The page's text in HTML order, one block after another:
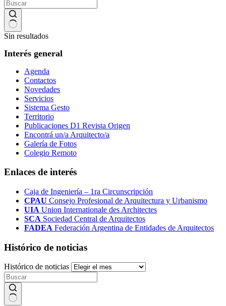
Sin resultados
Interés general
Agenda
Contactos
Novedades
Servicios
Sistema Gesto
Territorio
Publicaciones D1 Revista Origen
Encontrá un/a Arquitecto/a
Galería de Fotos
Colegio Remoto
Enlaces de interés
Caja de Ingeniería – 1ra Circunscripción
CPAU Consejo Profesional de Arquitectura y Urbanismo
UIA Union Internationale des Architectes
SCA Sociedad Central de Arquitectos
FADEA Federación Argentina de Entidades de Arquitectos
Histórico de noticias
Histórico de noticias